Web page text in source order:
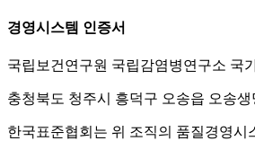
경영시스템 인증서
국립보건연구원 국립감염병연구소 국
충청북도 청주시 흥덕구 오송읍 오송생
한국표준협회는 위 조직의 품질경영시